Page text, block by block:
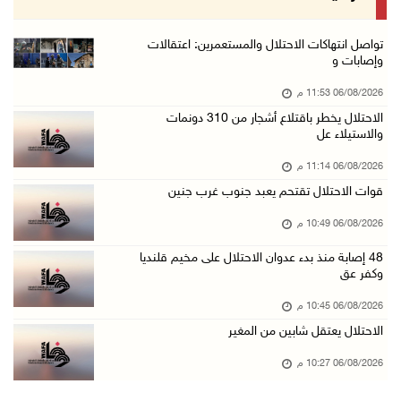
جماهير شعبنا تشيع جثمان الشهيد علاء صبيح في ت ...
الاحتلال يوسع حملات الدهم والاعتقال في قلنديا ...
06/آب/2026 08:06 م
الرئيس المصري وملك البحرين يشددان على ضرورة ت ...
رابطة العالم الإسلامي تدين تواصل انتهاكات الا ...
اليونيسف: استشهاد 300 طفل منذ وقف إطلاق النار ...
تواصل انتهاكات الاحتلال والمستعمرين: اعتقالات
وإصابات و
06/08/2026 11:53 م
الاحتلال يخطر باقتلاع أشجار من 310 دونمات
والاستيلاء عل
06/08/2026 11:14 م
قوات الاحتلال تقتحم يعبد جنوب غرب جنين
06/08/2026 10:49 م
48 إصابة منذ بدء عدوان الاحتلال على مخيم قلنديا
وكفر عق
06/08/2026 10:45 م
الاحتلال يعتقل شابين من المغير
06/08/2026 10:27 م